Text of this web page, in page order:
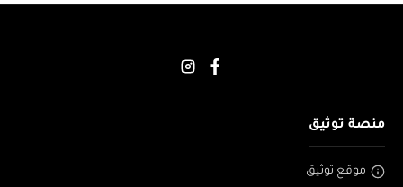
منصة توثيق
موقع توثيق